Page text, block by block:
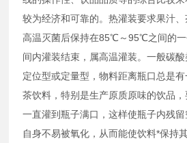
较为经济和可靠的。热灌装要求果汁
高温灭菌后保持在85℃～95℃之间的
间内灌装结束，属高温灌装。一般碳
定位型或定量型，物料距离瓶口总是有
茶饮料，特别是生产原质原味的饮品
一直灌到瓶子满口，这样使瓶子内残
自身不易被氧化，从而能使饮料*保持